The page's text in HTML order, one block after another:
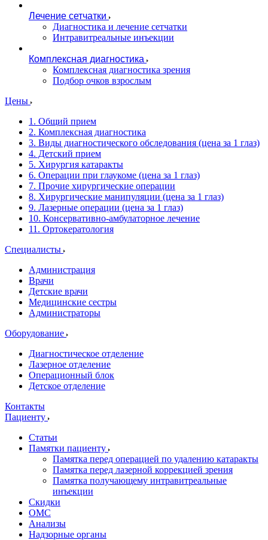
Лечение сетчатки
Диагностика и лечение сетчатки
Интравитреальные инъекции
Комплексная диагностика
Комплексная диагностика зрения
Подбор очков взрослым
Цены
1. Общий прием
2. Комплексная диагностика
3. Виды диагностического обследования (цена за 1 глаз)
4. Детский прием
5. Хирургия катаракты
6. Операции при глаукоме (цена за 1 глаз)
7. Прочие хирургические операции
8. Хирургические манипуляции (цена за 1 глаз)
9. Лазерные операции (цена за 1 глаз)
10. Консервативно-амбулаторное лечение
11. Ортокератология
Специалисты
Администрация
Врачи
Детские врачи
Медицинские сестры
Администраторы
Оборудование
Диагностическое отделение
Лазерное отделение
Операционный блок
Детское отделение
Контакты
Пациенту
Статьи
Памятки пациенту
Памятка перед операцией по удалению катаракты
Памятка перед лазерной коррекцией зрения
Памятка получающему интравитреальные
инъекции
Скидки
ОМС
Анализы
Надзорные органы